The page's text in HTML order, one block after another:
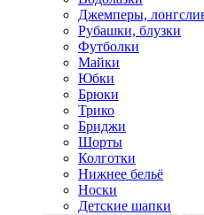
Джемперы,
Рубашки, блузки
Футболки
Майки
Юбки
Брюки
Трико
Бриджи
Шорты
Колготки
Нижнее бельё
Носки
Детские шапки